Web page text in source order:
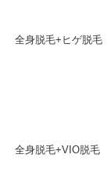
全身脱毛+ヒゲ脱毛
全身脱毛+VIO脱毛